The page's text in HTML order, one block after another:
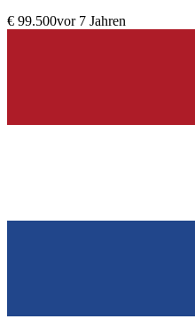
€ 99.500vor 7 Jahren